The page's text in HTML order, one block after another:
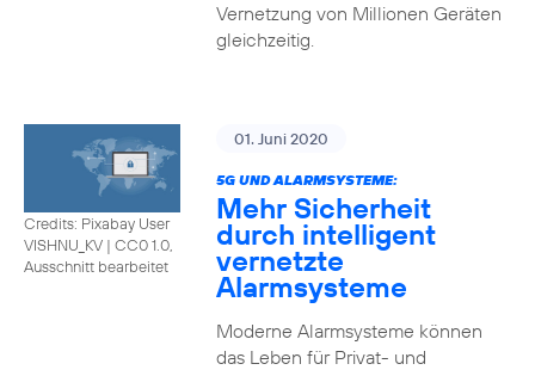
Vernetzung von Millionen Geräten
gleichzeitig.
Credits: Pixabay User
VISHNU_KV | CC0 1.0,
Ausschnitt bearbeitet
01. Juni 2020
5G UND ALARMSYSTEME:
Mehr Sicherheit
durch intelligent
vernetzte
Alarmsysteme
Moderne Alarmsysteme können
das Leben für Privat- und